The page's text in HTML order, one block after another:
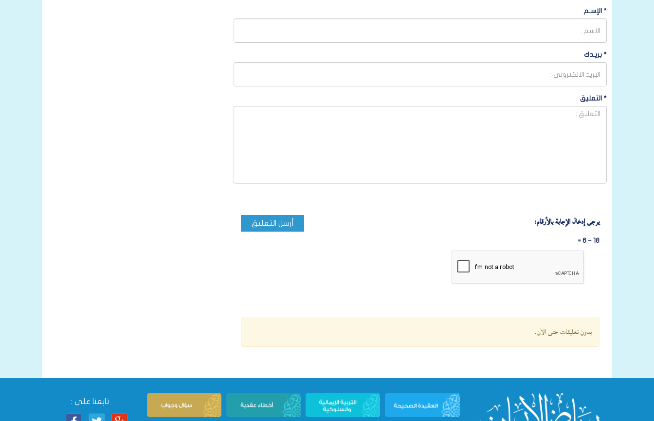
* الإسـم
* بريـدك
* التعليق
يرجى إدخال الإجابة بالأرقام:
18 − 6 =
أرسل التعليق
بدون تعليقات حتى الآن.
تابعنا على :